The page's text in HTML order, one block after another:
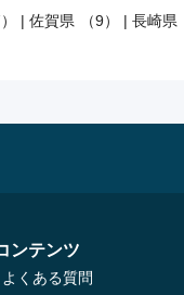
|佐賀県 （9） |長崎県
ンテンツ
よくある質問